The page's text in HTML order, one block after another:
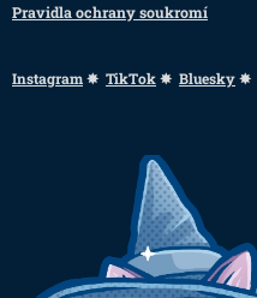
Pravidla ochrany soukromí
Instagram✸ TikTok✸ Bluesky✸